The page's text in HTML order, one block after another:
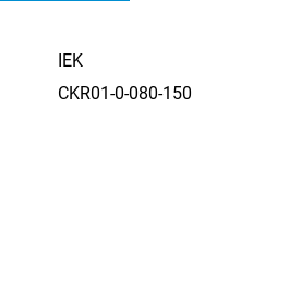
IEK
CKR01-0-080-150